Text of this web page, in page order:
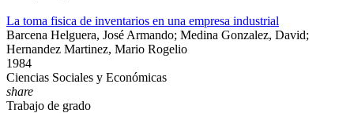
La toma fisica de inventarios en una empresa industrial
Barcena Helguera, José Armando; Medina Gonzalez, David;
Hernandez Martinez, Mario Rogelio
1984
Ciencias Sociales y Económicas
share
Trabajo de grado